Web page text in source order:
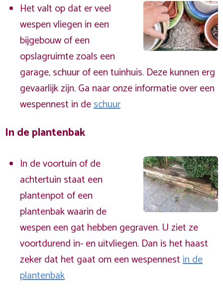
Het valt op dat er veel
wespen vliegen in een
bijgebouw of een
opslagruimte zoals een
garage, schuur of een tuinhuis. Deze kunnen erg
gevaarlijk zijn. Ga naar onze informatie over een
wespennest in deschuur
In de plantenbak
In de voortuin of de
achtertuin staat een
plantenpot of een
plantenbak waarin de
wespen een gat hebben gegraven. U ziet ze
voortdurend in- en uitvliegen. Dan is het haast
zeker dat het gaat om een wespennestin de
plantenbak